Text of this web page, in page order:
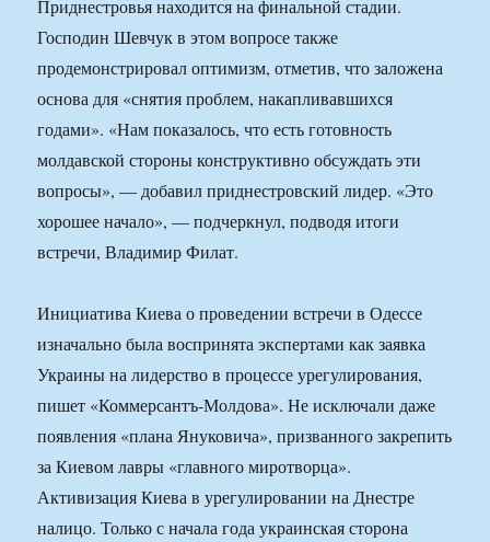
Приднестровья находится на финальной стадии.
Господин Шевчук в этом вопросе также
продемонстрировал оптимизм, отметив, что заложена
основа для «снятия проблем, накапливавшихся
годами». «Нам показалось, что есть готовность
молдавской стороны конструктивно обсуждать эти
вопросы», — добавил приднестровский лидер. «Это
хорошее начало», — подчеркнул, подводя итоги
встречи, Владимир Филат.
Инициатива Киева о проведении встречи в Одессе
изначально была воспринята экспертами как заявка
Украины на лидерство в процессе урегулирования,
пишет «Коммерсантъ-Молдова». Не исключали даже
появления «плана Януковича», призванного закрепить
за Киевом лавры «главного миротворца».
Активизация Киева в урегулировании на Днестре
налицо. Только с начала года украинская сторона